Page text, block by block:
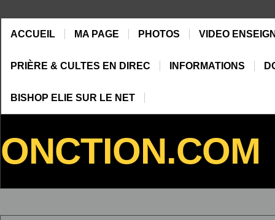
ACCUEIL MA PAGE PHOTOS VIDEO
PRIÈRE & CULTES EN DIREC INFORMATIONS
BISHOP ELIE SUR LE NET
ONCTION.COM